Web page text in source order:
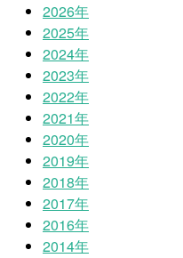
2026年
2025年
2024年
2023年
2022年
2021年
2020年
2019年
2018年
2017年
2016年
2014年